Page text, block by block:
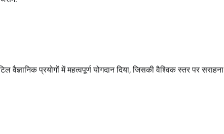
प्रयोगों में महत्वपूर्ण योगदान दिया, जिसकी वैश्विक स्तर पर सराहना